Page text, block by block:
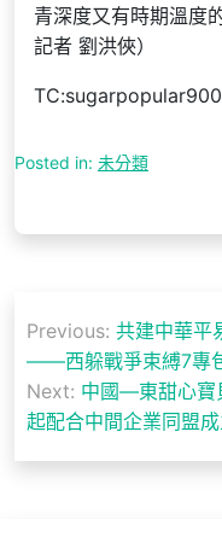
青深度又有時期溫度
記者 劉洪俠）
Posted in: 未分類
章
導
覽
Previous: 共建中華平
——西躲戰爭束縛7專
Next: 中國—東甜心寶
起配合中間企業同盟